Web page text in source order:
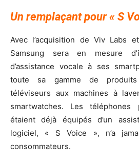
Un remplaçant pour « S
Avec l’acquisition de Viv Labs
Samsung sera en mesure
d’assistance vocale à ses
toute sa gamme de produits
téléviseurs aux machines à
smartwatches. Les téléphones
étaient déjà équipés d’un
logiciel, « S Voice », n’a
consommateurs.